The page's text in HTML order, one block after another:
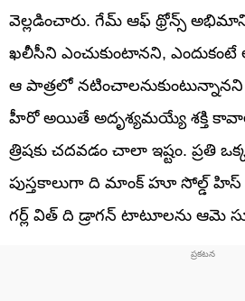
వెల్లడించారు. గేమ్ ఆఫ్ థ్రోన్స్
ఖలీసీని ఎంచుకుంటానని,
ఆ పాత్రలో నటించాలనుకుంటున్నానని
హీరో అయితే అదృశ్యమయ్యే శక్తి
త్రిషకు చదవడం చాలా ఇష్టం. ప్రతి
పుస్తకాలుగా ది మాంక్ హూ సోల్డ్
గర్ల్ విత్ ది డ్రాగన్ టాటూలను ఆమె